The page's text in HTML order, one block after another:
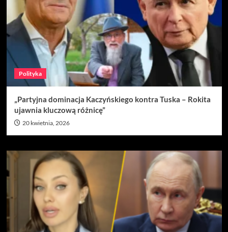
Polityka
„Partyjna dominacja Kaczyńskiego kontra Tuska – Rokita
ujawnia kluczową różnicę”
20 kwietnia, 2026